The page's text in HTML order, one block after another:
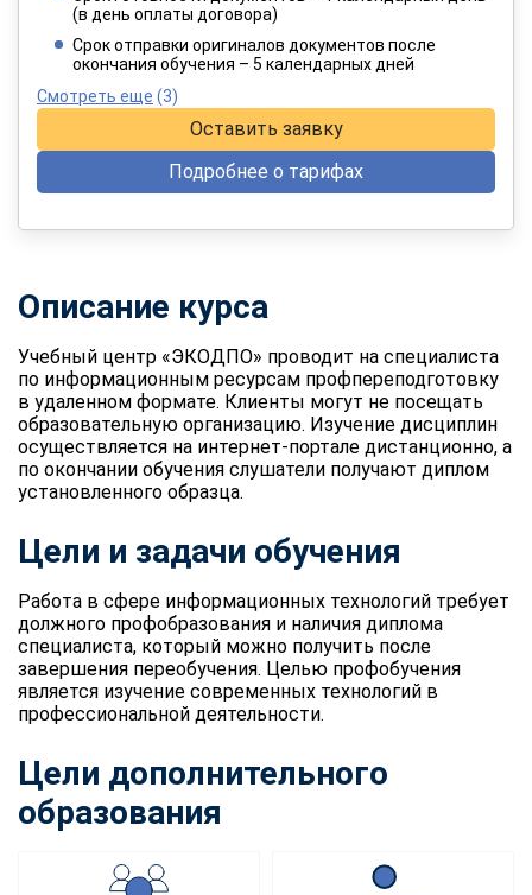
При оплате в рассрочку на 12 месяцев
(в день оплаты договора)
Срок отправки оригиналов документов после
окончания обучения – 5 календарных дней
Смотреть еще (3)
Оставить заявку
Подробнее о тарифах
Описание курса
Учебный центр «ЭКОДПО» проводит на специалиста
по информационным ресурсам профпереподготовку
в удаленном формате. Клиенты могут не посещать
образовательную организацию. Изучение дисциплин
осуществляется на интернет-портале дистанционно, а
по окончании обучения слушатели получают диплом
установленного образца.
Цели и задачи обучения
Работа в сфере информационных технологий требует
должного профобразования и наличия диплома
специалиста, который можно получить после
завершения переобучения. Целью профобучения
является изучение современных технологий в
профессиональной деятельности.
Цели дополнительного
образования